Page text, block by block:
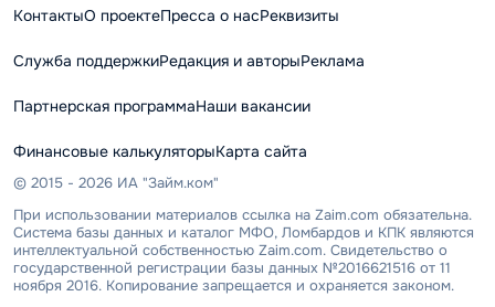
КонтактыО проектеПресса о насРеквизиты
Служба поддержкиРедакция и авторыРеклама
Партнерская программаНаши вакансии
Финансовые калькуляторыКарта сайта
© 2015 - 2026 ИА "Займ.ком"
При использовании материалов ссылка на Zaim.com обязательна.
Система базы данных и каталог МФО, Ломбардов и КПК являются
интеллектуальной собственностью Zaim.com. Свидетельство о
государственной регистрации базы данных №2016621516 от 11
ноября 2016. Копирование запрещается и охраняется законом.